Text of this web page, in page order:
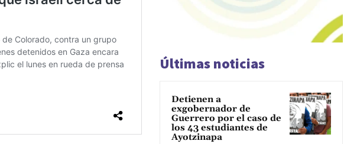
Últimas noticias
Detienen a
exgobernador de
Guerrero por el caso de
los 43 estudiantes de
Ayotzinapa